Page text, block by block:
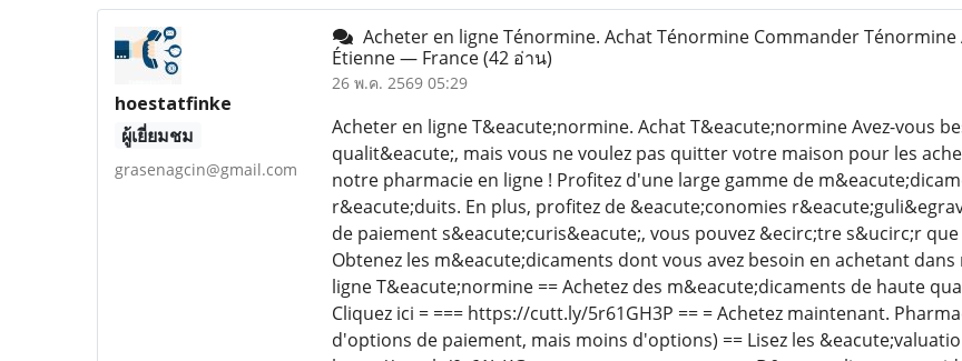
hoestatfinke
ผู้เยี่ยมชม
grasenagcin@gmail.com
Acheter en ligne Ténormine. Achat Ténormine Commander Ténormine
Étienne — France(42 อ่าน)
26 พ.ค. 2569 05:29
Acheter en ligne T&eacute;normine. Achat T&eacute;normine Avez-vous
qualit&eacute;, mais vous ne voulez pas quitter votre maison pour les
notre pharmacie en ligne ! Profitez d'une large gamme de
r&eacute;duits. En plus, profitez de &eacute;conomies
de paiement s&eacute;curis&eacute;, vous pouvez &ecirc;tre s&ucirc;r
Obtenez les m&eacute;dicaments dont vous avez besoin en achetant
ligne T&eacute;normine == Achetez des m&eacute;dicaments de haute
Cliquez ici = === https://cutt.ly/5r61GH3P == = Achetez maintenant.
d'options de paiement, mais moins d'options) == Lisez les